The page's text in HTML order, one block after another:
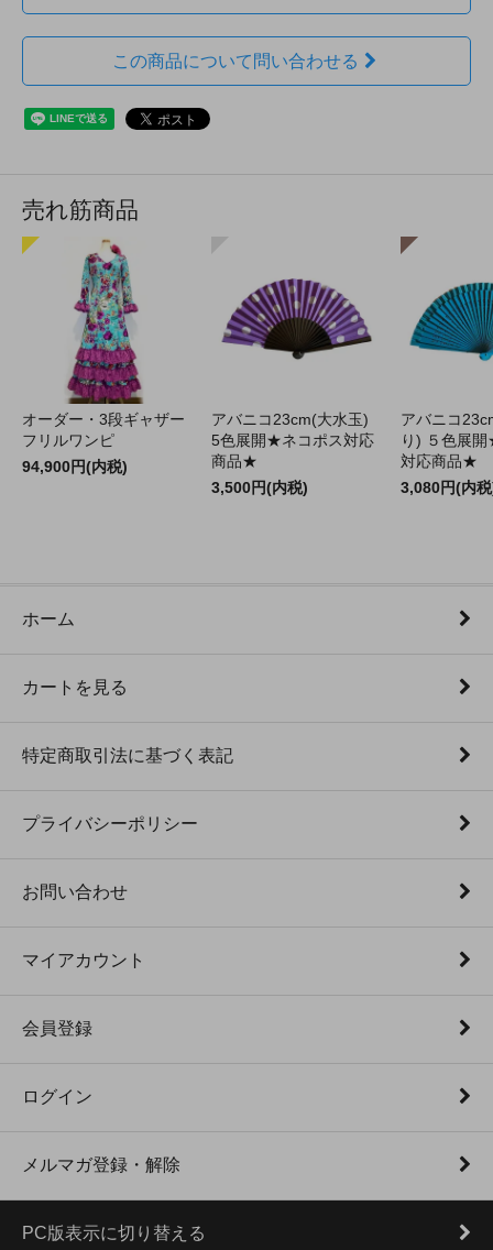
この商品について問い合わせる
売れ筋商品
オーダー・3段ギャザー
フリルワンピ
94,900円(内税)
アバニコ23cm(大水玉)
5色展開★ネコポス対応
商品★
3,500円(内税)
アバニコ
り) ５色展
対応商品★
3,080円(内
ホーム
カートを見る
特定商取引法に基づく表記
プライバシーポリシー
お問い合わせ
マイアカウント
会員登録
ログイン
メルマガ登録・解除
PC版表示に切り替える